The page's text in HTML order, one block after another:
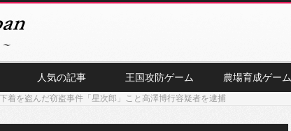
人気の記事 王国攻防ゲーム 農場育成ゲーム
着を盗んだ窃盗事件「星次郎」こと高澤博行容疑者を逮捕